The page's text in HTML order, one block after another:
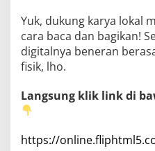
Yuk, dukung karya lokal
cara baca dan bagikan!
digitalnya beneran
fisik, lho.
Langsung klik link di
https://